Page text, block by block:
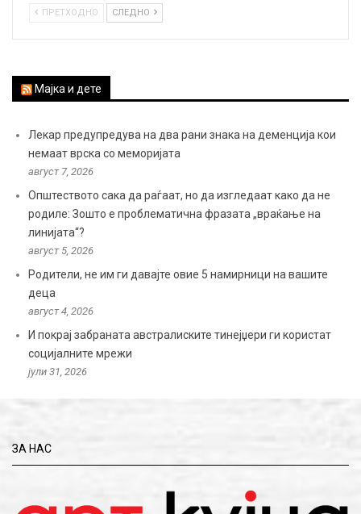
ПРЕТХОДНО СЛЕДНО
Мајка и дете
Лекар предупредува на два рани знака на деменција кои
немаат врска со меморијата
август 7, 2026
Општеството сака да раѓаат, но да изгледаат како да не
родиле: Зошто е проблематична фразата „враќање на
линијата“?
август 5, 2026
Родители, не им ги давајте овие 5 намирници на вашите
деца
август 4, 2026
И покрај забраната австралиските тинејџери ги користат
социјалните мрежи
јули 31, 2026
ЗА НАС